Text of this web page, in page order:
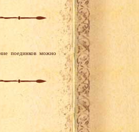
поединков можно